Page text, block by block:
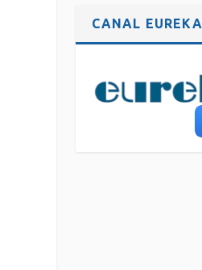
CANAL EUREKA